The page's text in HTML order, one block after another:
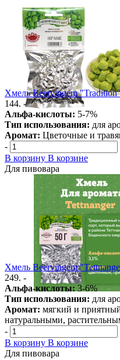
Хмель Beervingem
144. -
Альфа-кислоты: 5-7%
Тип использования: для
Аромат: Цветочные и
-
В корзину В корзине
Для пивовара
Хмель Beervingem
249. -
Альфа-кислоты: 3-6%
Тип использования: для
Аромат: мягкий и
натуральными,
-
В корзину В корзине
Для пивовара